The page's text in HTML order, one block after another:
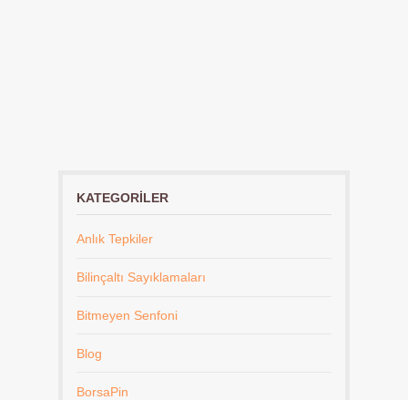
KATEGORILER
Anlık Tepkiler
Bilinçaltı Sayıklamaları
Bitmeyen Senfoni
Blog
BorsaPin